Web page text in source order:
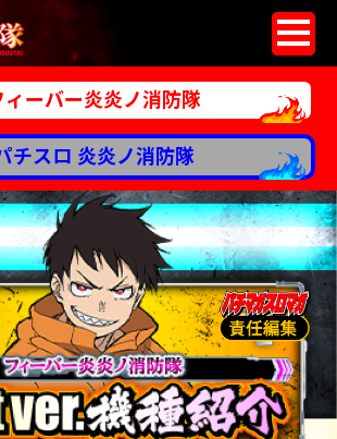
ィーバー炎炎ノ消防隊
チスロ 炎炎ノ消防隊